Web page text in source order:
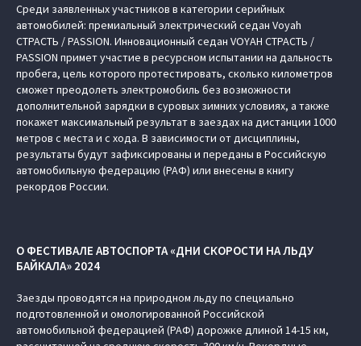
Среди заявленных участников в категории серийных
автомобилей: премиальный электрический седан Voyah
СТРАСТЬ / PASSION. Инновационный седан VOYAH СТРАСТЬ /
PASSION примет участие в ресурсном испытании на дальность
пробега, цель которого протестировать, сколько километров
сможет преодолеть электромобиль без возможности
дополнительной зарядки в суровых зимних условиях, а также
покажет максимальный результат в заездах на дистанции 1000
метров с места и с хода. В зависимости от дисциплины,
результаты будут зафиксированы и переданы в Российскую
автомобильную федерацию (РАФ) или внесены в книгу
рекордов России.
О ФЕСТИВАЛЕ АВТОСПОРТА «ДНИ СКОРОСТИ НА ЛЬДУ
БАЙКАЛА» 2024
Заезды проводятся на природном льду по специально
подготовленной и омологированной Российской
автомобильной федерацией (РАФ) дорожке длиной 14-15 км,